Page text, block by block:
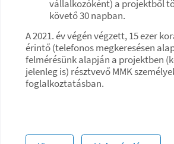
vállalkozóként) a projektből
követő 30 napban.
A 2021. év végén végzett, 15 ezer
érintő (telefonos megkeresésen
felmérésünk alapján a projektben
jelenleg is) résztvevő MMK
foglalkoztatásban.